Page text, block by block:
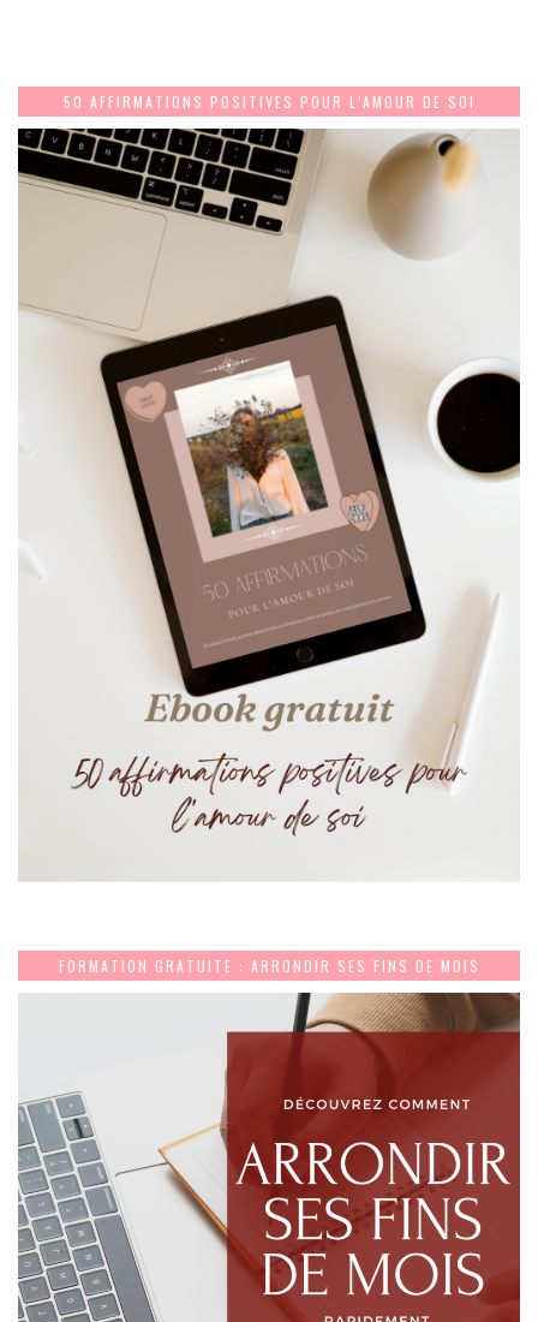
50 AFFIRMATIONS POSITIVES POUR L’AMOUR DE SOI
FORMATION GRATUITE : ARRONDIR SES FINS DE MOIS